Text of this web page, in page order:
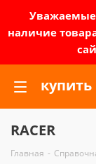
Уважаемые
наличие
RACER
Главная -